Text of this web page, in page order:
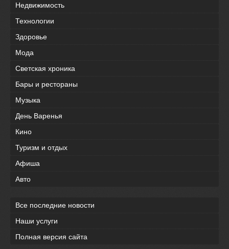
Недвижимость
Технологии
Здоровье
Мода
Светская хроника
Бары и рестораны
Музыка
День Варенья
Кино
Туризм и отдых
Афиша
Авто
Все последние новости
Наши услуги
Полная версия сайта